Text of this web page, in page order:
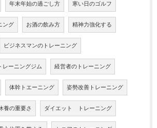
年末年始の過ごし方 寒い日のゴルフ
ング お酒の飲み方 精神力強化する
ビジネスマンのトレーニング
ーニングジム 経営者のトレーニング
体幹トエーニング 姿勢改善トレーニング
養の重要さ ダイエット トレーニング